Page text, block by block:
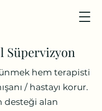
Süpervizyon
hem terapisti
/ hastayı korur.
desteği alan